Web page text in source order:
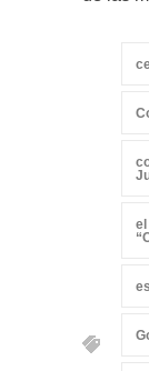
el